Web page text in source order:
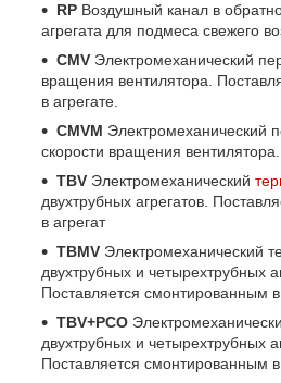
RP Воздушный канал в
агрегата для подмеса свежего
CMV Электромеханический
вращения вентилятора.
в агрегате.
CMVM Электромеханический
скорости вращения вентилятора.
TBV Электромеханический
двухтрубных агрегатов.
в агрегат
TBMV Электромеханический
двухтрубных и четырехтрубных
Поставляется смонтированным в
TBV+PCO
двухтрубных и четырехтрубных
Поставляется смонтированным в